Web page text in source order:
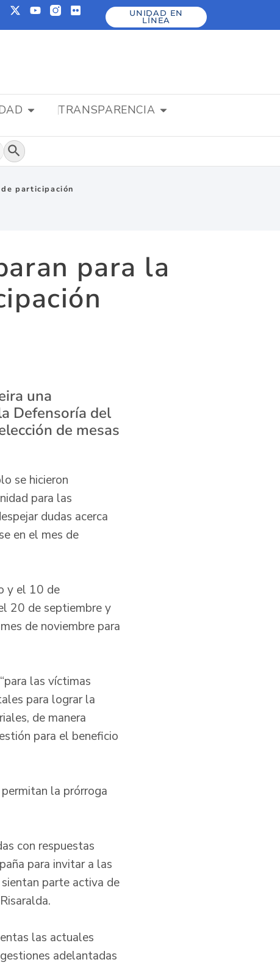
UNIDAD EN
LÍNEA
TRANSPARENCIA
Botón de búsqueda
participación
para la
una
Defensoría del
de mesas
se hicieron
para las
dudas acerca
en el mes de
y el 10 de
20 de septiembre y
de noviembre para
las víctimas
para lograr la
de manera
para el beneficio
la prórroga
con respuestas
para invitar a las
parte activa de
las actuales
adelantadas